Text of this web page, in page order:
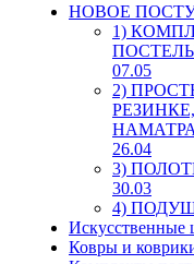
HОВОЕ
1)
07.05
2)
РЕЗИНКЕ,
26.04
3)
30.03
4)
Искусственные
Ковры и